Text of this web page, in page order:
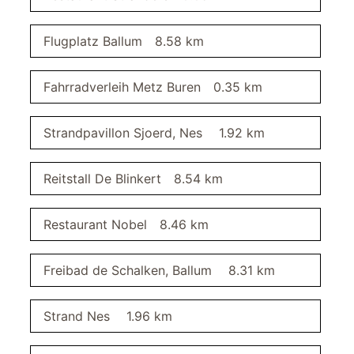
Sessel
Fernseher
SAT/Kabel-TV
Badezimmer
Spiegel
Dusche
Waschtisch
Flur
Garderobe
Schlafzimmer I
Verdunklung durch Gardinen
Doppelbett 180 x 200 m
Kleiderschrank
Schlafzimmer II
Flugplatz Ballum 8.58 km
Fahrradverleih Metz Buren 0.35 km
Strandpavillon Sjoerd, Nes 1.92 km
Reitstall De Blinkert 8.54 km
Restaurant Nobel 8.46 km
Freibad de Schalken, Ballum 8.31 km
Strand Nes 1.96 km